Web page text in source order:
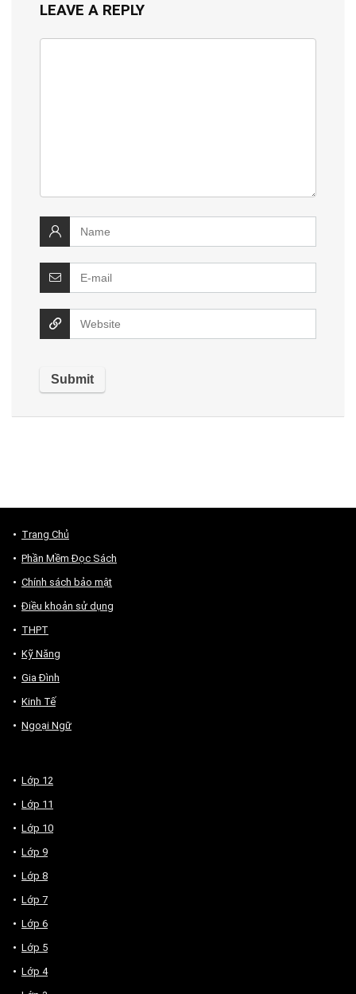
LEAVE A REPLY
Trang Chủ
Phần Mềm Đọc Sách
Chính sách bảo mật
Điều khoản sử dụng
THPT
Kỹ Năng
Gia Đình
Kinh Tế
Ngoại Ngữ
Lớp 12
Lớp 11
Lớp 10
Lớp 9
Lớp 8
Lớp 7
Lớp 6
Lớp 5
Lớp 4